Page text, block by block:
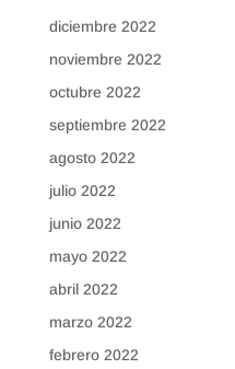
diciembre 2022
noviembre 2022
octubre 2022
septiembre 2022
agosto 2022
julio 2022
junio 2022
mayo 2022
abril 2022
marzo 2022
febrero 2022